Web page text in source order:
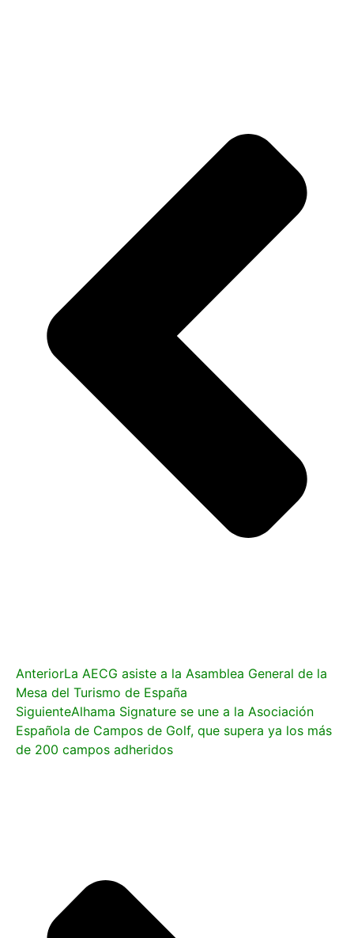
AnteriorLa AECG asiste a la Asamblea General de la
Mesa del Turismo de España
SiguienteAlhama Signature se une a la Asociación
Española de Campos de Golf, que supera ya los más
de 200 campos adheridos